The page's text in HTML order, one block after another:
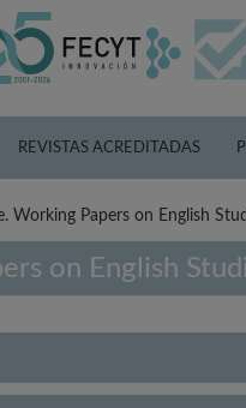
REVISTAS ACREDITADAS
Working Papers on English
on English